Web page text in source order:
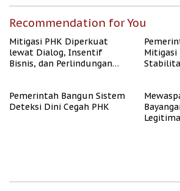
Recommendation for You
Mitigasi PHK Diperkuat
lewat Dialog, Insentif
Bisnis, dan Perlindungan
Mitigasi
Pemerintah Bangun Sistem
Deteksi Dini Cegah PHK